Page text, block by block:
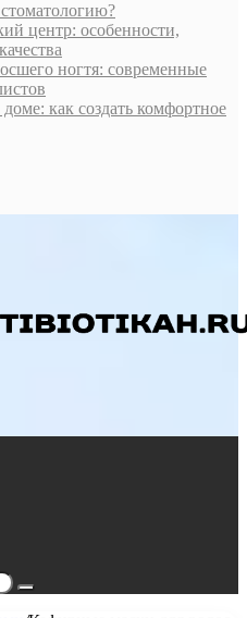
центр: особенности,
ногтя: современные
как создать комфортное
Поиск...